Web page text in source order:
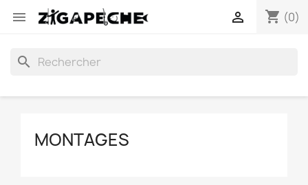
 shopping_cart (0)

search
MONTAGES